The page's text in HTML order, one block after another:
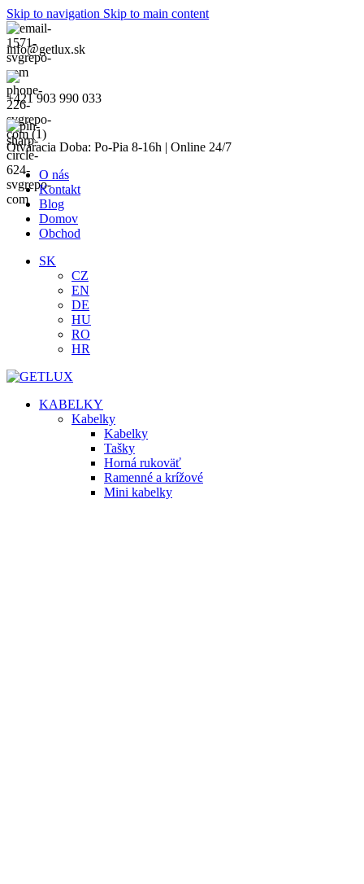
Skip to navigation Skip to main content
info@getlux.sk
+421 903 990 033
Otváracia Doba: Po-Pia 8-16h | Online 24/7
O nás
Kontakt
Blog
Domov
Obchod
SK
CZ
EN
DE
HU
RO
HR
KABELKY
Kabelky
Kabelky
Tašky
Horná rukoväť
Ramenné a krížové
Mini kabelky